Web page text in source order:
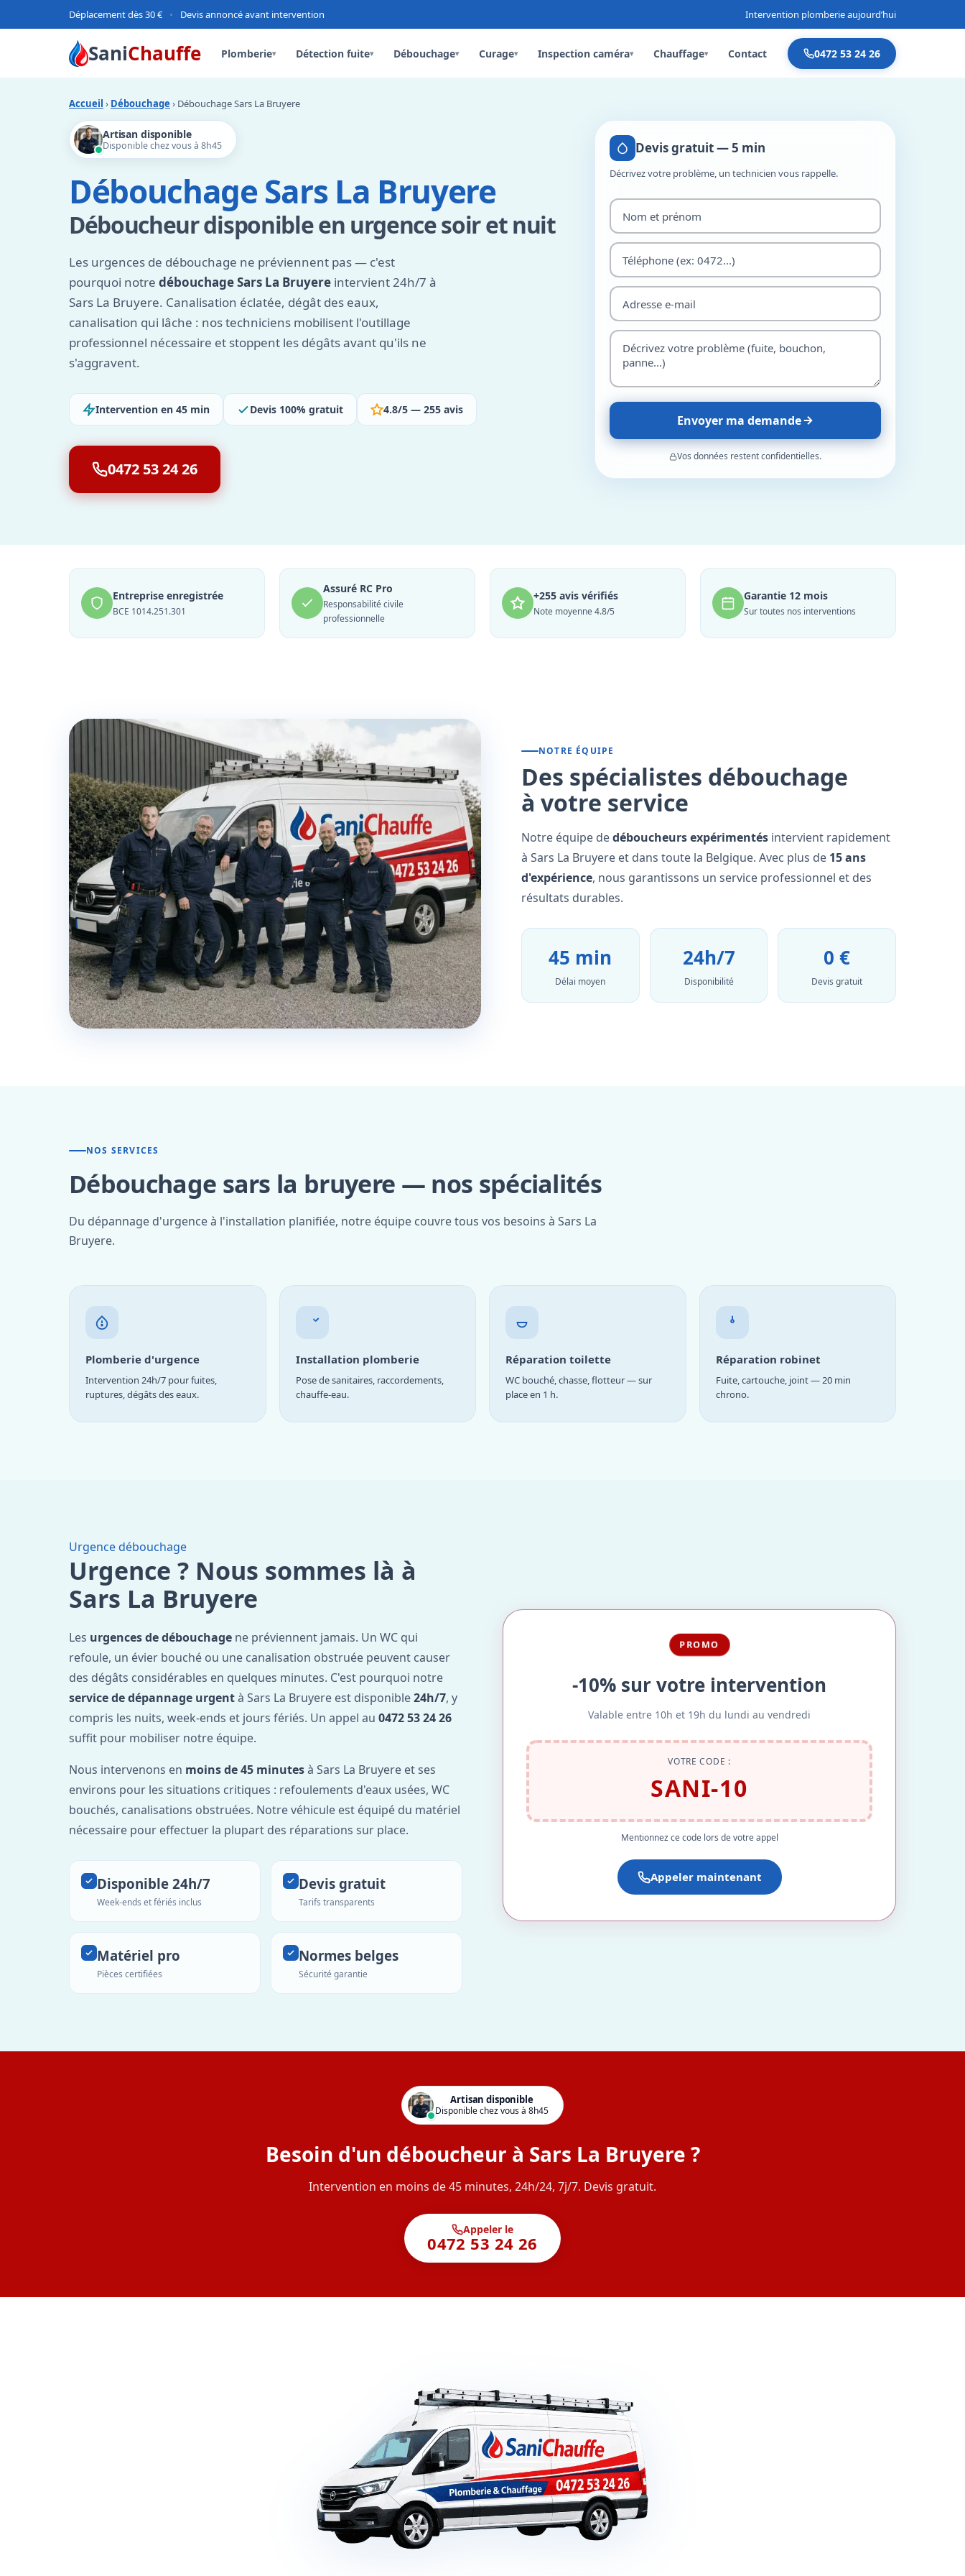
Déplacement dès 30 € • Devis annoncé avant intervention Intervention plomberie aujourd’hui
SaniChauffe Plomberie▾ Détection fuite▾ Débouchage▾ Curage▾ Inspection caméra▾ Chauffage▾ Contact 0472 53 24 26
Accueil › Débouchage › Débouchage Sars La Bruyere
Artisan disponible
Disponible chez vous à 8h45
Débouchage Sars La Bruyere
Déboucheur disponible en urgence soir et nuit
Les urgences de débouchage ne préviennent pas — c'est
pourquoi notre débouchage Sars La Bruyere intervient 24h/7 à
Sars La Bruyere. Canalisation éclatée, dégât des eaux,
canalisation qui lâche : nos techniciens mobilisent l'outillage
professionnel nécessaire et stoppent les dégâts avant qu'ils ne
s'aggravent.
Intervention en 45 min Devis 100% gratuit 4.8/5 — 255 avis
0472 53 24 26
Devis gratuit — 5 min
Décrivez votre problème, un technicien vous rappelle.
Envoyer ma demande
Vos données restent confidentielles.
Entreprise enregistrée
BCE 1014.251.301
Assuré RC Pro
Responsabilité civile
professionnelle
+255 avis vérifiés
Note moyenne 4.8/5
Garantie 12 mois
Sur toutes nos interventions
NOTRE ÉQUIPE
Des spécialistes débouchage
à votre service
Notre équipe dedéboucheurs expérimentés intervient rapidement
à Sars La Bruyere et dans toute la Belgique. Avec plus de 15 ans
d'expérience, nous garantissons un service professionnel et des
résultats durables.
45 min
Délai moyen
24h/7
Disponibilité
0 €
Devis gratuit
NOS SERVICES
Débouchage sars la bruyere — nos spécialités
Du dépannage d'urgence à l'installation planifiée, notre équipe couvre tous vos besoins à Sars La
Bruyere.
Plomberie d'urgence
Intervention 24h/7 pour fuites,
ruptures, dégâts des eaux.
Installation plomberie
Pose de sanitaires, raccordements,
chauffe-eau.
Réparation toilette
WC bouché, chasse, flotteur — sur
place en 1 h.
Réparation robinet
Fuite, cartouche, joint — 20 min
chrono.
Urgence débouchage
Urgence ? Nous sommes là à
Sars La Bruyere
Les urgences de débouchage ne préviennent jamais. Un WC qui
refoule, un évier bouché ou une canalisation obstruée peuvent causer
des dégâts considérables en quelques minutes. C'est pourquoi notre
service de dépannage urgentà Sars La Bruyere est disponible24h/7, y
compris les nuits, week-ends et jours fériés. Un appel au 0472 53 24 26
suffit pour mobiliser notre équipe.
Nous intervenons en moins de 45 minutesà Sars La Bruyere et ses
environs pour les situations critiques : refoulements d'eaux usées, WC
bouchés, canalisations obstruées. Notre véhicule est équipé du matériel
nécessaire pour effectuer la plupart des réparations sur place.
Disponible 24h/7
Week-ends et fériés inclus
Devis gratuit
Tarifs transparents
Matériel pro
Pièces certifiées
Normes belges
Sécurité garantie
PROMO
-10% sur votre intervention
Valable entre 10h et 19h du lundi au vendredi
VOTRE CODE :
SANI-10
Mentionnez ce code lors de votre appel
Appeler maintenant
Artisan disponible
Disponible chez vous à 8h45
Besoin d'un déboucheur à Sars La Bruyere ?
Intervention en moins de 45 minutes, 24h/24, 7j/7. Devis gratuit.
Appeler le
0472 53 24 26